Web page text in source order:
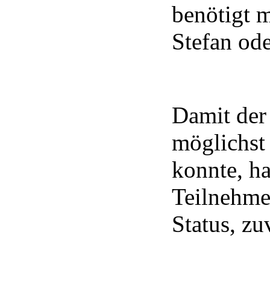
benötigt
Stefan
Damit
möglichst
konnte,
Status,